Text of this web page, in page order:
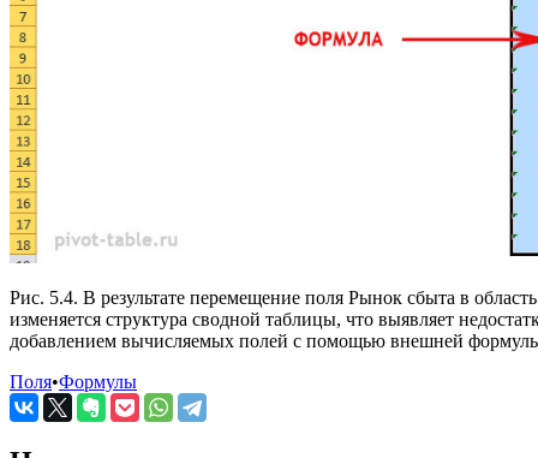
Рис. 5.4. В результате перемещение поля Рынок сбыта в
изменяется структура сводной таблицы, что выявляет
добавлением вычисляемых полей с помощью внешней
Поля•Формулы